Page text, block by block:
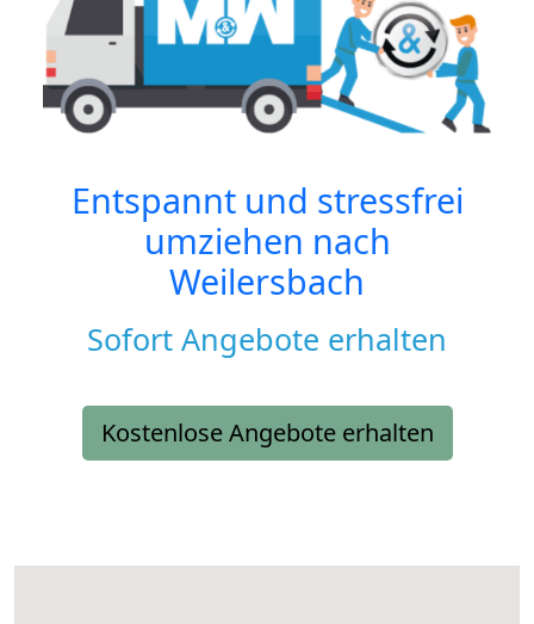
Entspannt und stressfrei
umziehen nach
Weilersbach
Sofort Angebote erhalten
Kostenlose Angebote erhalten